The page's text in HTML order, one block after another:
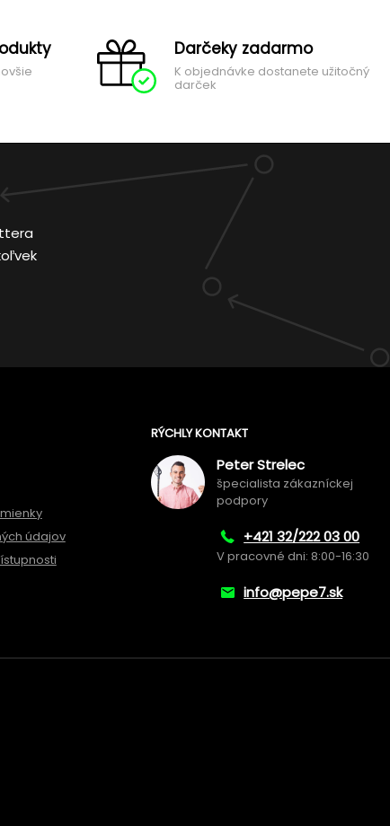
Darčeky zadarmo
K objednávke dostanete užitočný
darček
údajov
RÝCHLY KONTAKT
Peter Strelec
špecialista zákazníckej
podpory
+421 32/222 03 00
V pracovné dni: 8:00-16:30
info@pepe7.sk